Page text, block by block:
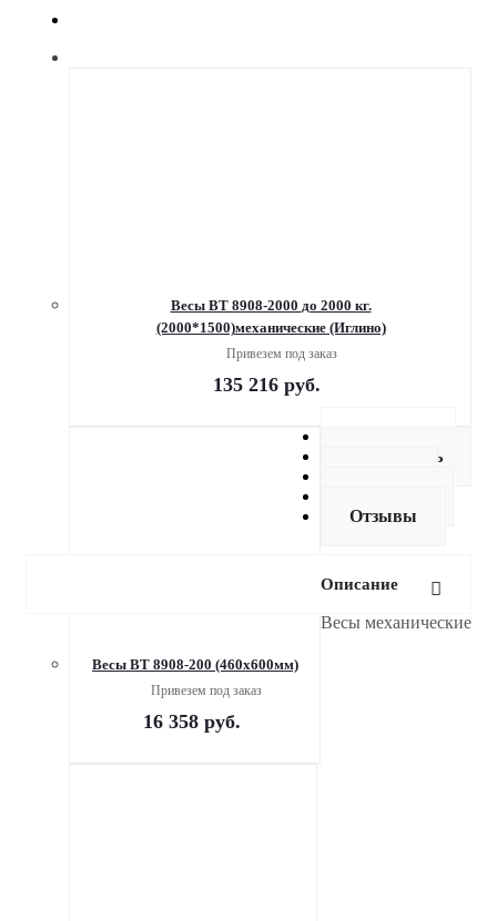
Весы ВТ 8908-2000 до 2000 кг.
(2000*1500)механические (Иглино)
Привезем под заказ
135 216 руб.
Весы ВТ 8908-200 (460х600мм)
Привезем под заказ
16 358руб.
Как купить
Отзывы
Описание
Весы механические